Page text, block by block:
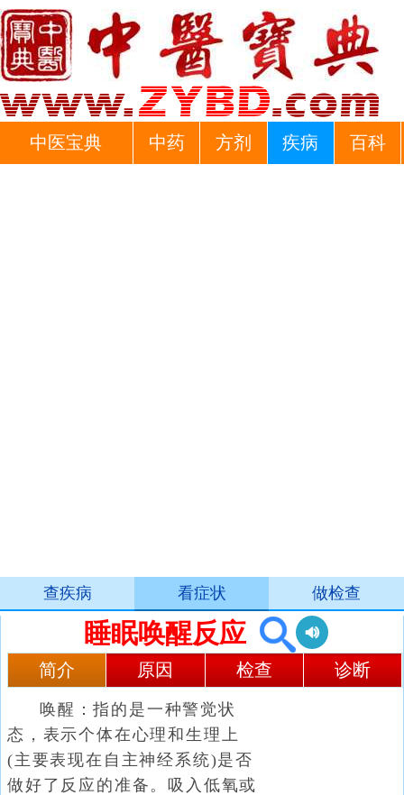
中医宝典 中药 方剂 疾病 百科
查疾病 看症状 做检查
睡眠唤醒反应
简介 原因 检查 诊断
唤醒：指的是一种警觉状
态，表示个体在心理和生理上
(主要表现在自主神经系统)是否
做好了反应的准备。吸入低氧或